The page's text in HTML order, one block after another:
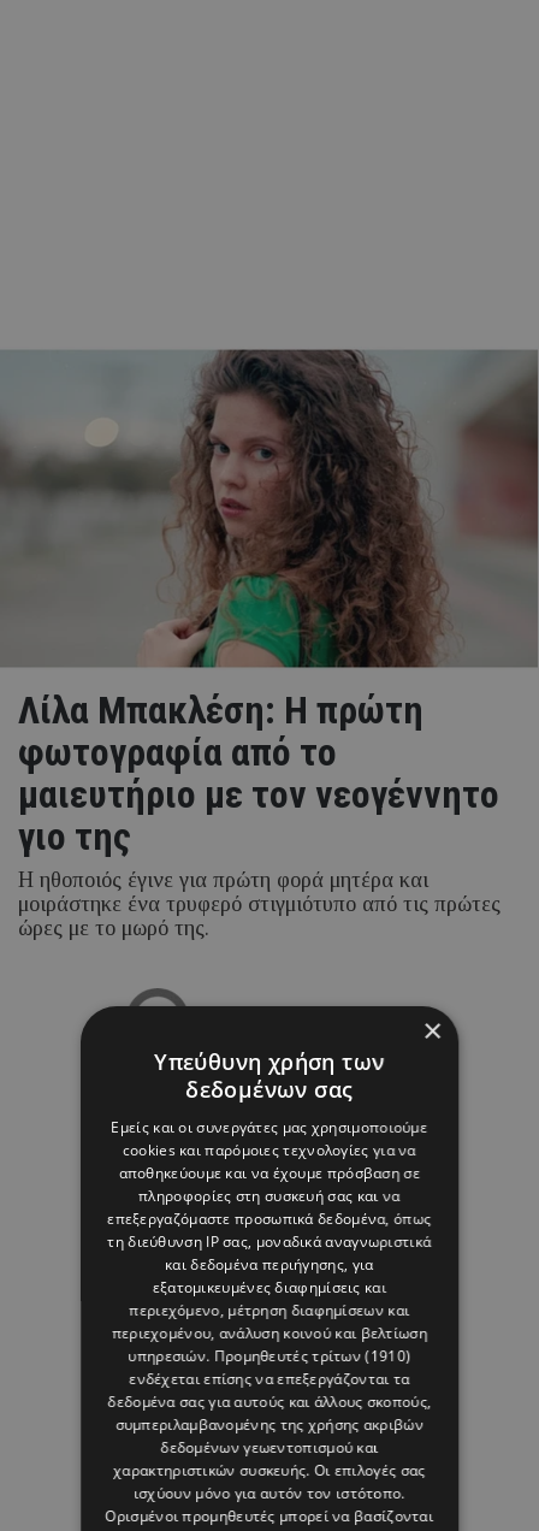
Λίλα Μπακλέση: Η πρώτη
φωτογραφία από το
μαιευτήριο με τον νεογέννητο
γιο της
Η ηθοποιός έγινε για πρώτη φορά μητέρα και
μοιράστηκε ένα τρυφερό στιγμιότυπο από τις πρώτες
ώρες με το μωρό της.
10 ΑΥΓΟΥΣΤΟΥ 26 - 16:23
Louis Haritou
×
Υπεύθυνη χρήση των
δεδομένων σας
Εμείς και οι συνεργάτες μας χρησιμοποιούμε
cookies και παρόμοιες τεχνολογίες για να
αποθηκεύουμε και να έχουμε πρόσβαση σε
πληροφορίες στη συσκευή σας και να
επεξεργαζόμαστε προσωπικά δεδομένα, όπως
τη διεύθυνση IP σας, μοναδικά αναγνωριστικά
και δεδομένα περιήγησης, για
εξατομικευμένες διαφημίσεις και
περιεχόμενο, μέτρηση διαφημίσεων και
περιεχομένου, ανάλυση κοινού και βελτίωση
υπηρεσιών. Προμηθευτές τρίτων (1910)
ενδέχεται επίσης να επεξεργάζονται τα
δεδομένα σας για αυτούς και άλλους σκοπούς,
συμπεριλαμβανομένης της χρήσης ακριβών
δεδομένων γεωεντοπισμού και
χαρακτηριστικών συσκευής. Οι επιλογές σας
ισχύουν μόνο για αυτόν τον ιστότοπο.
Ορισμένοι προμηθευτές μπορεί να βασίζονται